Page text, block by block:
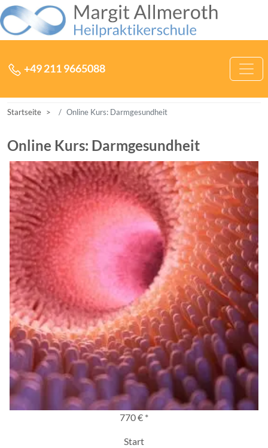
Zum Inhalt der Heilpraktikerschule Margit Allmeroth springen
+49 211 9665088
Startseite Online Kurs: Darmgesundheit
Online Kurs: Darmgesundheit
770 € *
Start